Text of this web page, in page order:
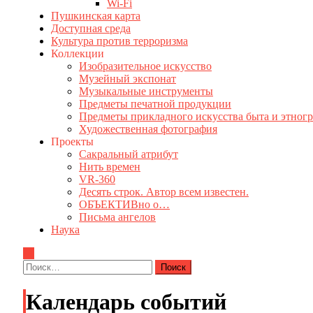
Wi-Fi
Пушкинская карта
Доступная среда
Культура против терроризма
Коллекции
Изобразительное искусство
Музейный экспонат
Музыкальные инструменты
Предметы печатной продукции
Предметы прикладного искусства быта и
Художественная фотография
Проекты
Сакральный атрибут
Нить времен
VR-360
Десять строк. Автор всем известен.
ОБЪЕКТИВно о…
Письма ангелов
Наука
Найти:
Календарь событий